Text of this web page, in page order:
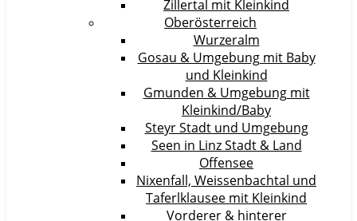
Zillertal mit Kleinkind
Oberösterreich
Wurzeralm
Gosau & Umgebung mit Baby
und Kleinkind
Gmunden & Umgebung mit
Kleinkind/Baby
Steyr Stadt und Umgebung
Seen in Linz Stadt & Land
Offensee
Nixenfall, Weissenbachtal und
Taferlklausee mit Kleinkind
Vorderer & hinterer